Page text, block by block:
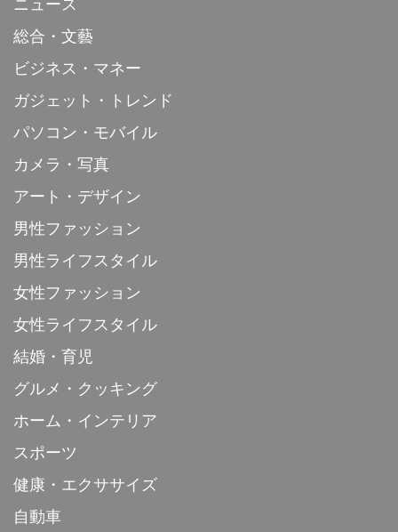
ニュース
総合・文藝
ビジネス・マネー
ガジェット・トレンド
パソコン・モバイル
カメラ・写真
アート・デザイン
男性ファッション
男性ライフスタイル
女性ファッション
女性ライフスタイル
結婚・育児
グルメ・クッキング
ホーム・インテリア
スポーツ
健康・エクササイズ
自動車